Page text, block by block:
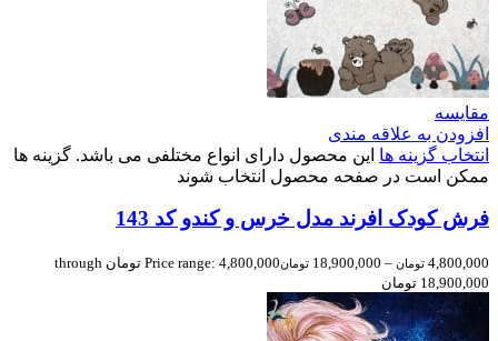
مقایسه
افزودن به علاقه مندی
انتخاب گزینه ها این محصول دارای انواع مختلفی می باشد. گزینه ها
ممکن است در صفحه محصول انتخاب شوند
فرش کودک افرند مدل خرس و کندو کد 143
4,800,000 تومان –
18,900,000 تومان
Price range: 4,800,000 تومان through
18,900,000 تومان